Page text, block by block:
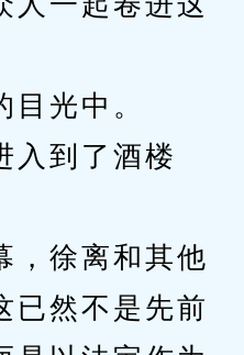
光中。
到了酒楼
徐离和其他
已然不是先前